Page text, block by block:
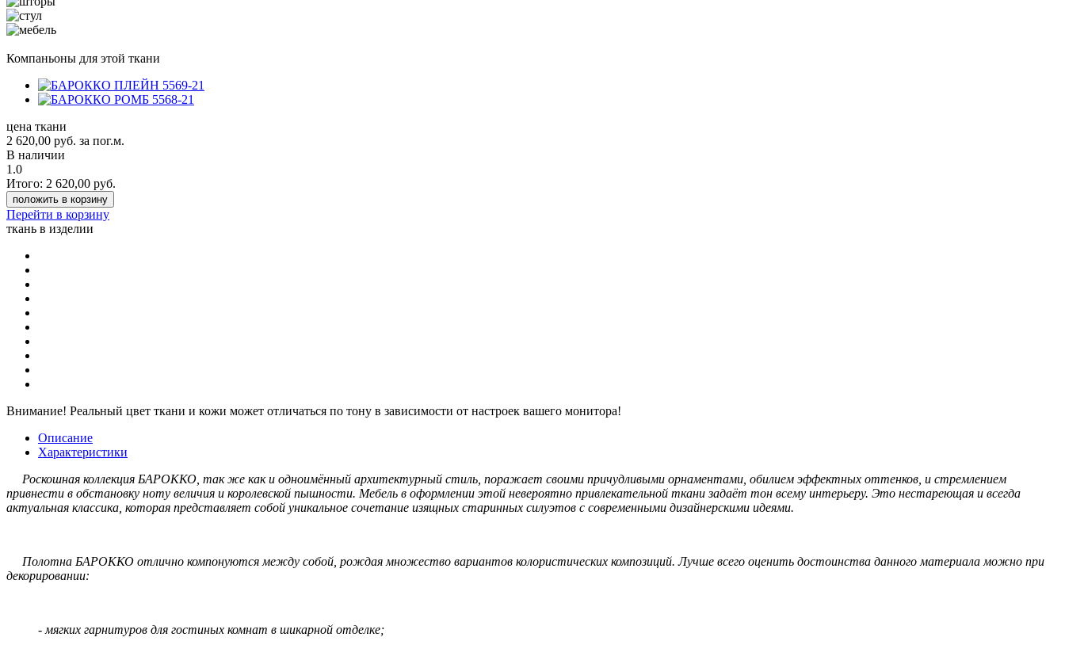
Компаньоны для этой ткани
цена ткани
2 620,00 руб. за пог.м.
В наличии
1.0
Итого: 2 620,00 руб.
положить в корзину
Перейти в корзину
ткань в изделии
Внимание! Реальный цвет ткани и кожи может отличаться по тону в зависимости от настроек вашего монитора!
Описание
Характеристики
Роскошная коллекция БАРОККО, так же как и одноимённый архитектурный стиль, поражает своими причудливыми орнаментами, обилием эффектных оттенков, и стремлением
привнести в обстановку ноту величия и королевской пышности. Мебель в оформлении этой невероятно привлекательной ткани задаёт тон всему интерьеру. Это нестареющая и всегда
актуальная классика, которая представляет собой уникальное сочетание изящных старинных силуэтов с современными дизайнерскими идеями.
Полотна БАРОККО отлично компонуются между собой, рождая множество вариантов колористических композиций. Лучше всего оценить достоинства данного материала можно при
декорировании:
- мягких гарнитуров для гостиных комнат в шикарной отделке;